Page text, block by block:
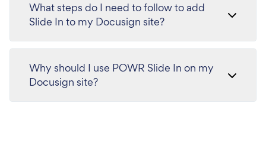
What steps do I need to follow to add
Slide In to my Docusign site?
Why should I use POWR Slide In on my
Docusign site?